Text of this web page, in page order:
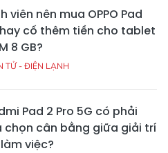
viên nên mua OPPO Pad
hay cố thêm tiền cho tablet
8 GB?
TỬ - ĐIỆN LẠNH
Pad 2 Pro 5G có phải
chọn cân bằng giữa giải trí
việc?